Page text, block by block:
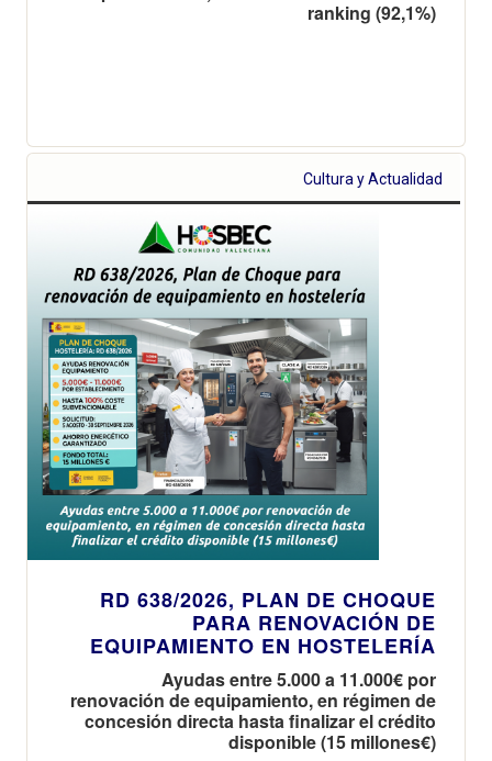
ranking (92,1%)
Cultura y Actualidad
RD 638/2026, PLAN DE CHOQUE
PARA RENOVACIÓN DE
EQUIPAMIENTO EN HOSTELERÍA
Ayudas entre 5.000 a 11.000€ por
renovación de equipamiento, en régimen de
concesión directa hasta finalizar el crédito
disponible (15 millones€)